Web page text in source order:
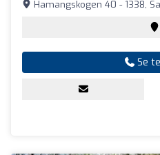
Hamangskogen 40 - 1338,
Se